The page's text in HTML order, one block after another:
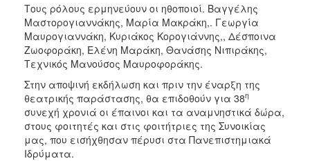
Τους ρόλους ερμηνεύουν οι ηθοποιοί. Βαγγέλης
Μαστορογιαννάκης, Μαρία Μακράκη,. Γεωργία
Μαυρογιαννάκη, Κυριάκος Κορογιάννης,, Δέσποινα
Ζωοφοράκη, Ελένη Μαράκη, Θανάσης Νιπιράκης,
Τεχνικός Μανούσος Μαυροφοράκης.
Στην αποψινή εκδήλωση και πριν την έναρξη της
θεατρικής παράστασης, θα επιδοθούν για 38η
συνεχή χρονιά οι έπαινοι και τα αναμνηστικά δώρα,
στους φοιτητές και στις φοιτήτριες της Συνοικίας
μας, που εισήχθησαν πέρυσι στα Πανεπιστημιακά
Ιδρύματα.